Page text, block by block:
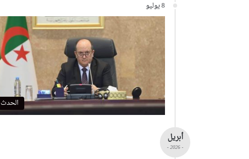
8 يوليو
الحدث
أبريل
- 2026 -